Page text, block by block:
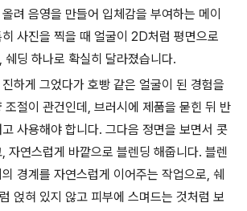
려 음영을 만들어 입체감을 부여하는 메이
사진을 찍을 때 얼굴이 2D처럼 평면으로
쉐딩 하나로 확실히 달라졌습니다.
하게 그었다가 호빵 같은 얼굴이 된 경험을
조절이 관건인데, 브러시에 제품을 묻힌 뒤 반
사용해야 합니다. 그다음 정면을 보면서 콧
자연스럽게 바깥으로 블렌딩 해줍니다. 블렌
경계를 자연스럽게 이어주는 작업으로, 쉐
얹혀 있지 않고 피부에 스며드는 것처럼 보